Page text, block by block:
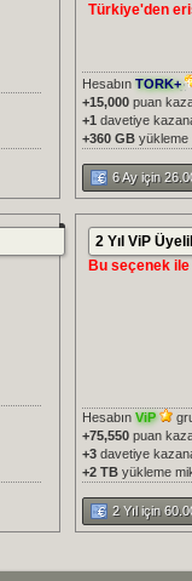
Türkiye'den
Hesabın TORK+
+15,000 puan
+1 davetiye
+360 GB yükleme
6 Ay için
2 Yıl ViP
Bu seçenek
Hesabın ViP
+75,550 puan
+3 davetiye
+2 TB yükleme
2 Yıl için